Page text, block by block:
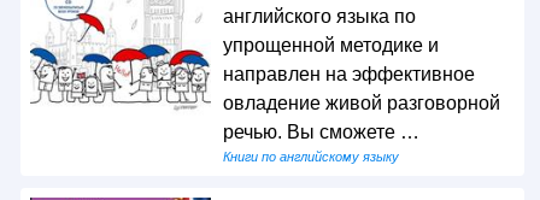
английского языка по
упрощенной методике и
направлен на эффективное
овладение живой разговорной
речью. Вы сможете …
Книги по английскому языку